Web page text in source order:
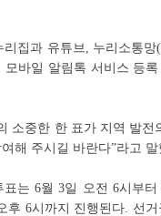
집과 유튜브, 누리소통
바일 알림톡 서비스 등
소중한 한 표가 지역 발전
해 주시길 바란다”라고 말
는 6월 3일 오전 6시부
후 6시까지 진행된다. 선